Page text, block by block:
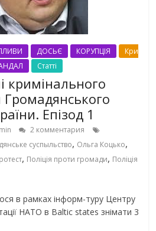
ДОСЬЄ КОРУПЦІЯ
Кри
Статті
кримінального
Епізод 1
2 комментария
суспыльство, Ольга Коцько,
, Поліція проти громади, Поліція
в рамках інформ-туру Центру
НАТО в Baltic states знімати 3